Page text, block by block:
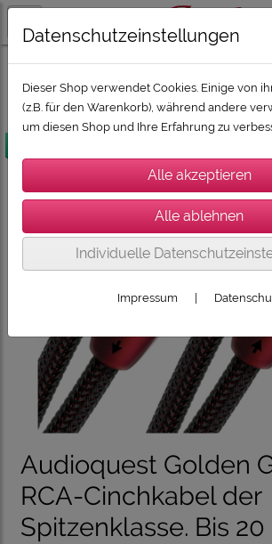
ZUBEHÖR AUDIOQUEST Spitzenkabel
Audioquest Golden
RCA-Cinchkabel der
Spitzenklasse. Bis
Datenschutzeinstellungen
Dieser Shop verwendet Cookies. Einige von
(z.B. für den Warenkorb), während andere
um diesen Shop und Ihre Erfahrung zu
Individuelle
Impressum